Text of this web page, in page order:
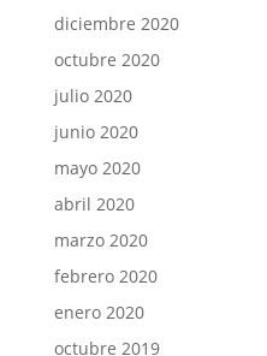
diciembre 2020
octubre 2020
julio 2020
junio 2020
mayo 2020
abril 2020
marzo 2020
febrero 2020
enero 2020
octubre 2019